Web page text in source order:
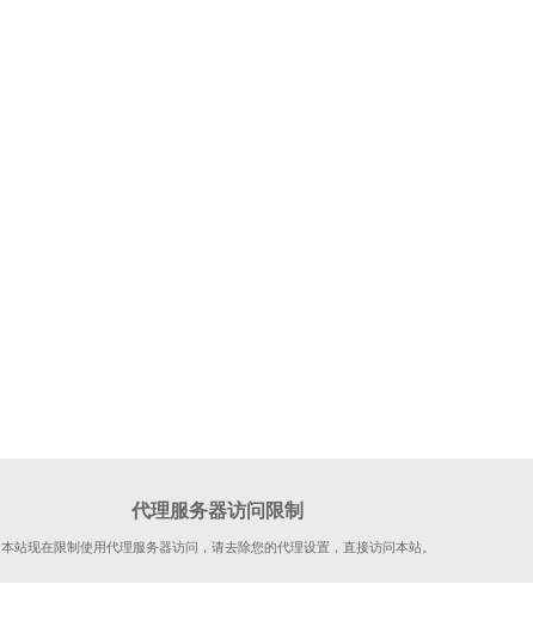
代理服务器访问限制
本站现在限制使用代理服务器访问，请去除您的代理设置，直接访问本站。